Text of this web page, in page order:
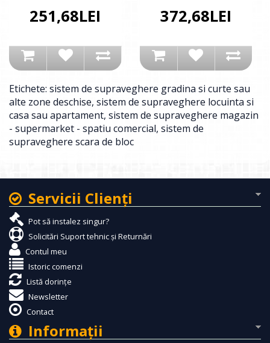
251,68LEI 372,68LEI
Etichete: sistem de supraveghere gradina si curte sau
alte zone deschise, sistem de supraveghere locuinta si
casa sau apartament, sistem de supraveghere magazin
- supermarket - spatiu comercial, sistem de
supraveghere scara de bloc
Servicii Clienţi
Pot să instalez singur?
Solicitări Suport tehnic și Returnări
Contul meu
Istoric comenzi
Listă dorințe
Newsletter
Contact
Informaţii